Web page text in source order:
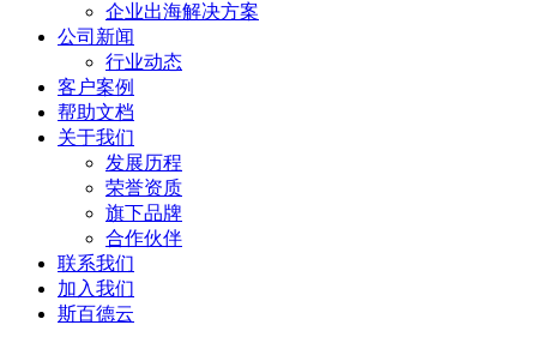
企业出海解决方案
公司新闻
行业动态
客户案例
帮助文档
关于我们
发展历程
荣誉资质
旗下品牌
合作伙伴
联系我们
加入我们
斯百德云